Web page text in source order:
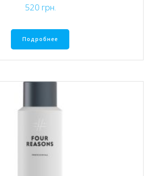
520 грн.
Подробнее